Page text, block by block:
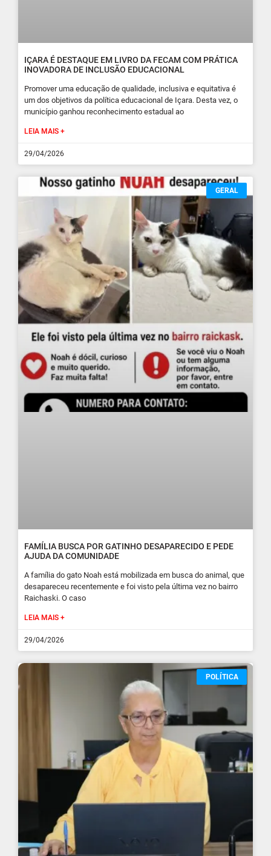
IÇARA É DESTAQUE EM LIVRO DA FECAM COM PRÁTICA
INOVADORA DE INCLUSÃO EDUCACIONAL
Promover uma educação de qualidade, inclusiva e equitativa é
um dos objetivos da política educacional de Içara. Desta vez, o
município ganhou reconhecimento estadual ao
LEIA MAIS +
29/04/2026
GERAL
FAMÍLIA BUSCA POR GATINHO DESAPARECIDO E PEDE
AJUDA DA COMUNIDADE
A família do gato Noah está mobilizada em busca do animal, que
desapareceu recentemente e foi visto pela última vez no bairro
Raichaski. O caso
LEIA MAIS +
29/04/2026
POLÍTICA